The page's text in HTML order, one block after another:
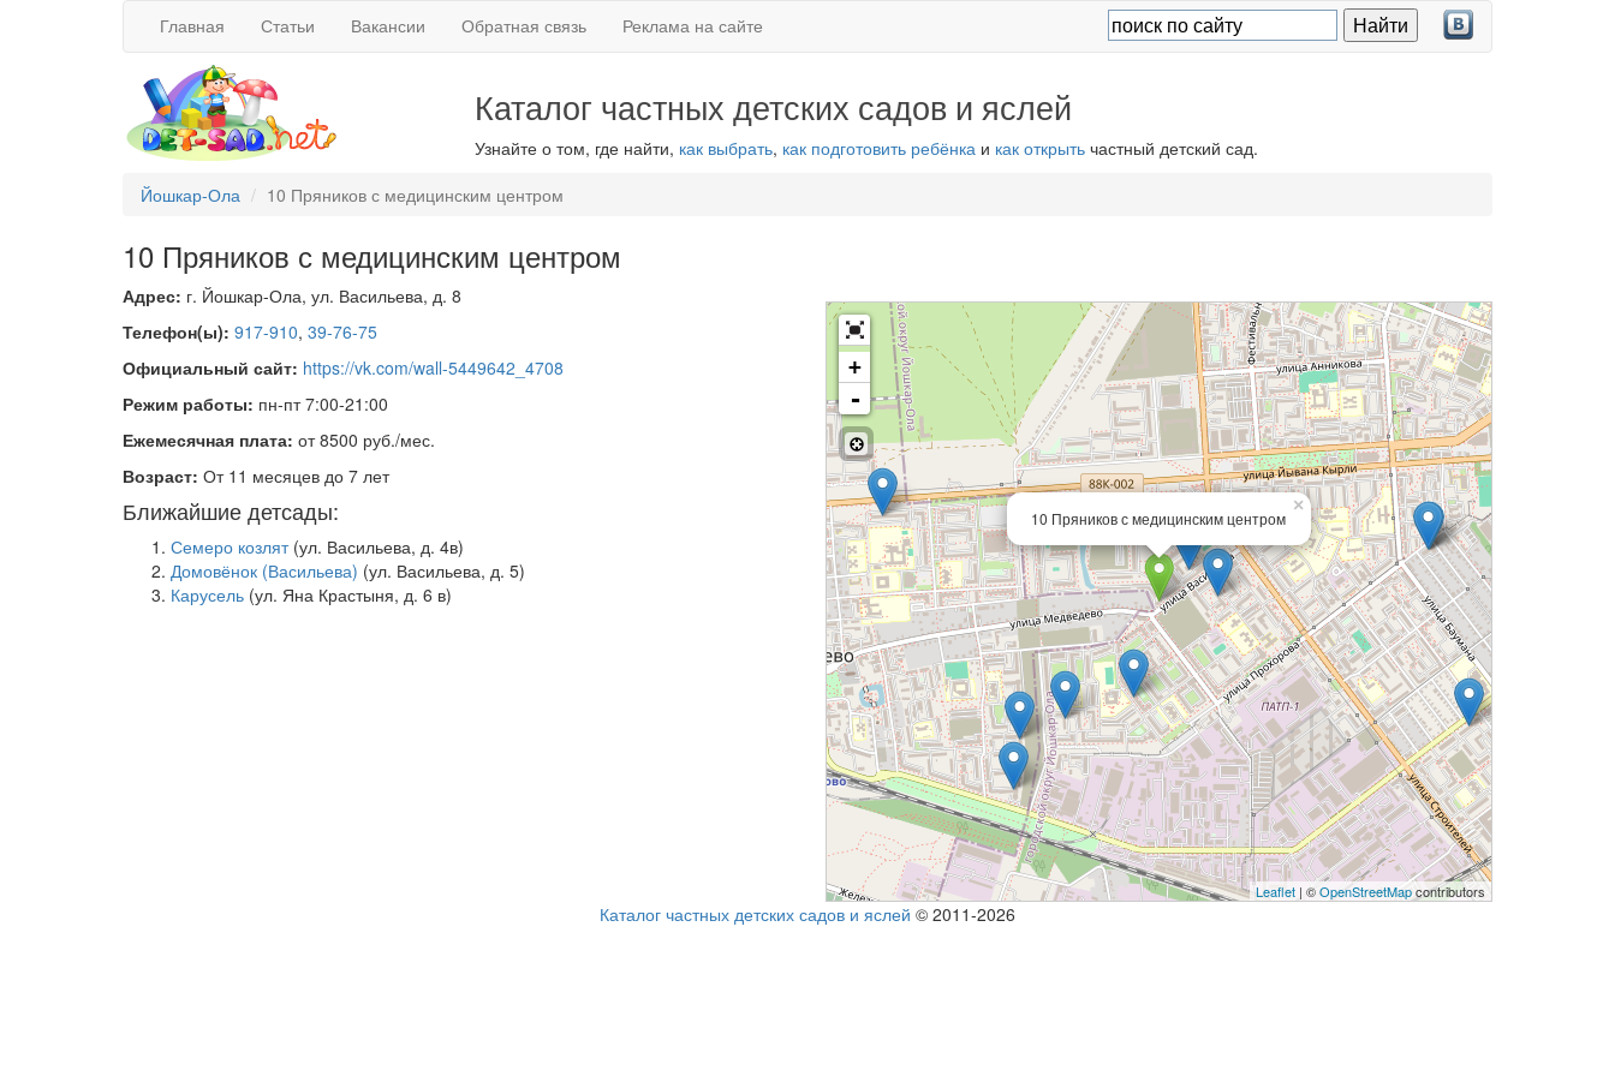
Главная Статьи Вакансии Обратная связь Реклама на сайте
Каталог частных детских садов и яслей
Узнайте о том, где найти, как выбрать, как подготовить ребёнкаи как открытьчастный детский сад.
Йошкар-Ола
10 Пряников с медицинским центром
10 Пряников с медицинским центром
Адрес: г. Йошкар-Ола, ул. Васильева, д. 8
Телефон(ы): 917-910, 39-76-75
Официальный сайт: https://vk.com/wall-5449642_4708
Режим работы: пн-пт 7:00-21:00
Ежемесячная плата: от 8500 руб./мес.
Возраст: От 11 месяцев до 7 лет
Ближайшие детсады:
Семеро козлят(ул. Васильева, д. 4в)
Домовёнок (Васильева) (ул. Васильева, д. 5)
Карусель (ул. Яна Крастыня, д. 6 в)
×
10 Пряников с медицинским центром
+
-
Leaflet | ©OpenStreetMapcontributors
Каталог частных детских садов и яслей © 2011-2026